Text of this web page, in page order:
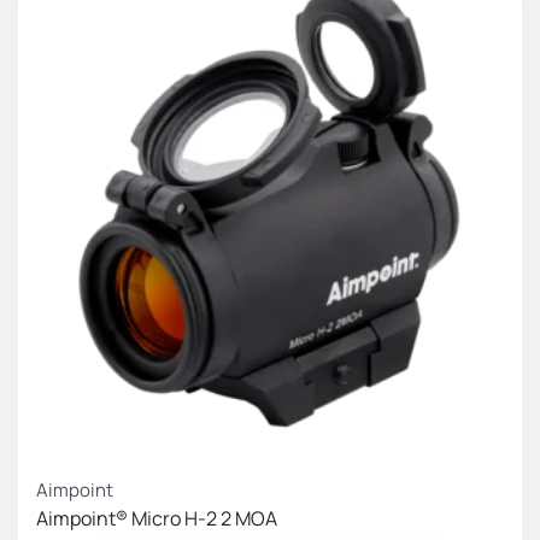
Aimpoint
Aimpoint® Micro H-2 2 MOA